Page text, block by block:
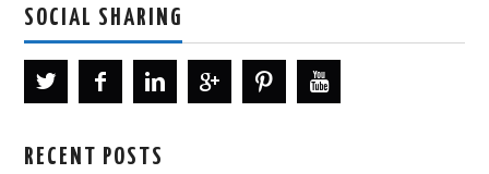
SOCIAL SHARING
RECENT POSTS